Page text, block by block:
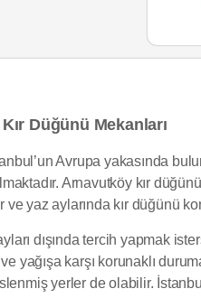
Düğünü Mekanları
Avrupa yakasında
Arnavutköy kır
yaz aylarında kır düğünü
dışında tercih yapmak
yağışa karşı korunaklı
yerler de olabilir.